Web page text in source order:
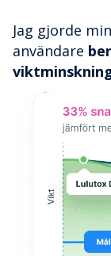
Jag gjorde
användare